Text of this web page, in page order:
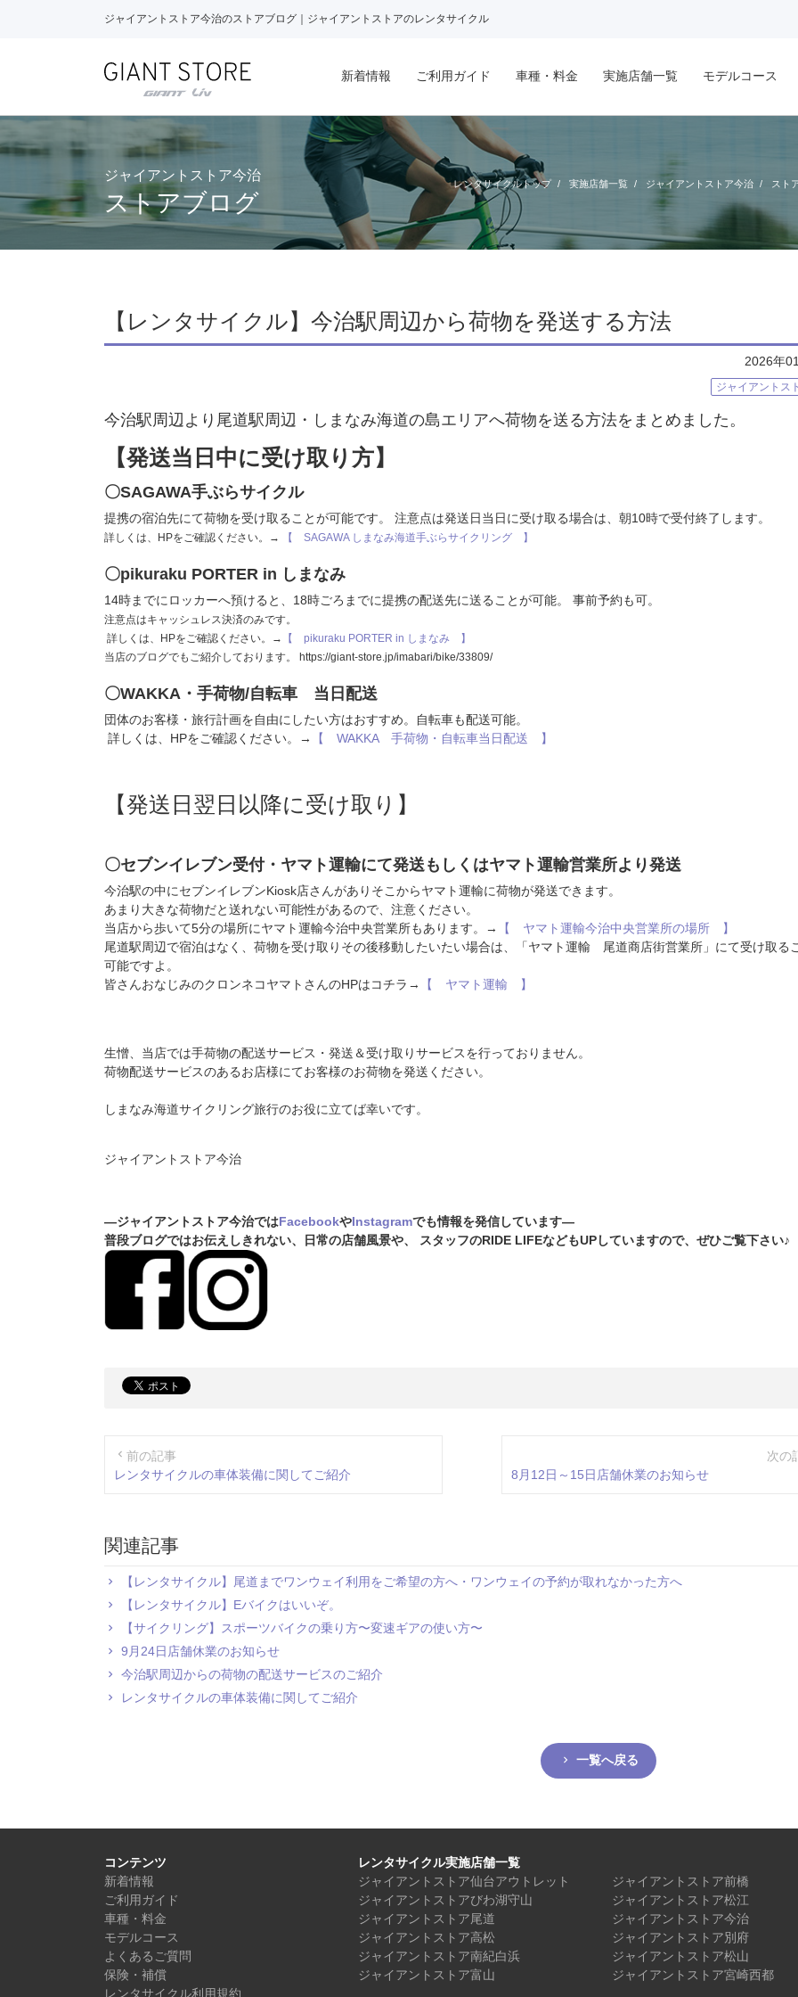
ジャイアントストア今治のストアブログ｜ジャイアントストアのレンタサイクル
新着情報 ご利用ガイド 車種・料金 実施店舗一覧 モデルコース
ジャイアントストア今治
ストアブログ
レンタサイクルトップ 実施店舗一覧 ジャイアントストア今治 スト
【レンタサイクル】今治駅周辺から荷物を発送する方法
2026年
ジャイアントス
今治駅周辺より尾道駅周辺・しまなみ海道の島エリアへ荷物を送る方法をまとめました。
【発送当日中に受け取り方】
〇SAGAWA手ぶらサイクル
提携の宿泊先にて荷物を受け取ることが可能です。 注意点は発送日当日に受け取る場合は、朝10時で受付終了します。
詳しくは、HPをご確認ください。→ 【 SAGAWA しまなみ海道手ぶらサイクリング 】
〇pikuraku PORTER in しまなみ
14時までにロッカーへ預けると、18時ごろまでに提携の配送先に送ることが可能。 事前予約も可。
注意点はキャッシュレス決済のみです。
詳しくは、HPをご確認ください。→
【 pikuraku PORTER in しまなみ 】
当店のブログでもご紹介しております。 https://giant-store.jp/imabari/bike/33809/
〇WAKKA・手荷物/自転車 当日配送
団体のお客様・旅行計画を自由にしたい方はおすすめ。自転車も配送可能。
詳しくは、HPをご確認ください。→
【 WAKKA 手荷物・自転車当日配送 】
【発送日翌日以降に受け取り】
〇セブンイレブン受付・ヤマト運輸にて発送もしくはヤマト運輸営業所より発送
今治駅の中にセブンイレブンKiosk店さんがありそこからヤマト運輸に荷物が発送できます。
あまり大きな荷物だと送れない可能性があるので、注意ください。
当店から歩いて5分の場所にヤマト運輸今治中央営業所もあります。→
【 ヤマト運輸今治中央営業所の場所 】
尾道駅周辺で宿泊はなく、荷物を受け取りその後移動したいたい場合は、「ヤマト運輸 尾道商店街営業所」にて受け取る
可能ですよ。
皆さんおなじみのクロンネコヤマトさんのHPはコチラ→
【 ヤマト運輸 】
生憎、当店では手荷物の配送サービス・発送＆受け取りサービスを行っておりません。
荷物配送サービスのあるお店様にてお客様のお荷物を発送ください。
しまなみ海道サイクリング旅行のお役に立てば幸いです。
ジャイアントストア今治
―ジャイアントストア今治ではFacebookやInstagramでも情報を発信しています―
普段ブログではお伝えしきれない、
日常の店舗風景や、 スタッフのRIDE LIFEなどもUPしていますので、 ぜひご覧下さい♪
前の記事
レンタサイクルの車体装備に関してご紹介
次の
8月12日～15日店舗休業のお知らせ
関連記事
【レンタサイクル】尾道までワンウェイ利用をご希望の方へ・ワンウェイの予約が取れなかった方へ
【レンタサイクル】Eバイクはいいぞ。
【サイクリング】スポーツバイクの乗り方〜変速ギアの使い方〜
9月24日店舗休業のお知らせ
今治駅周辺からの荷物の配送サービスのご紹介
レンタサイクルの車体装備に関してご紹介
一覧へ戻る
コンテンツ
新着情報
ご利用ガイド
車種・料金
モデルコース
よくあるご質問
保険・補償
レンタサイクル利用規約
レンタサイクル実施店舗一覧
ジャイアントストア仙台アウトレット
ジャイアントストア前橋
ジャイアントストアびわ湖守山
ジャイアントストア松江
ジャイアントストア尾道
ジャイアントストア今治
ジャイアントストア高松
ジャイアントストア別府
ジャイアントストア南紀白浜
ジャイアントストア松山
ジャイアントストア富山
ジャイアントストア宮崎西都